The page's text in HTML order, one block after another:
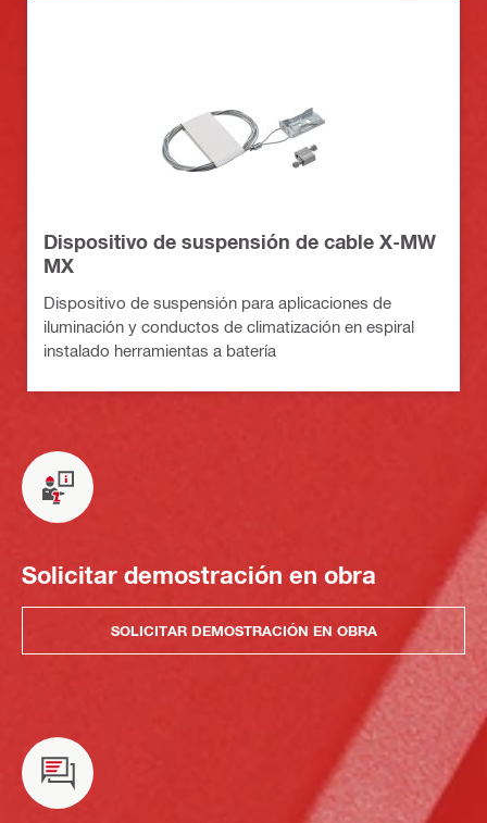
Dispositivo de suspensión de cable X-MW
MX
Dispositivo de suspensión para aplicaciones de
iluminación y conductos de climatización en espiral
instalado herramientas a batería
Solicitar demostración en obra
SOLICITAR DEMOSTRACIÓN EN OBRA